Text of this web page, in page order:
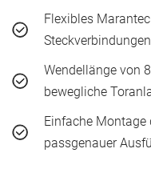
Flexibles
Steckverbindungen
Wendellänge von
bewegliche
Einfache Montage
passgenauer